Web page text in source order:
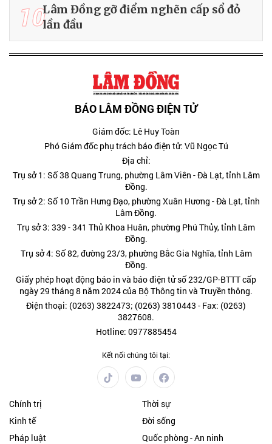
10Lâm Đồng gỡ điểm nghẽn cấp sổ đỏ
lần đầu
BÁO LÂM ĐỒNG ĐIỆN TỬ
Giám đốc: Lê Huy Toàn
Phó Giám đốc phụ trách báo điện tử: Vũ Ngọc Tú
Địa chỉ:
Trụ sở 1: Số 38 Quang Trung, phường Lâm Viên - Đà Lạt, tỉnh Lâm
Đồng.
Trụ sở 2: Số 10 Trần Hưng Đạo, phường Xuân Hương - Đà Lạt, tỉnh
Lâm Đồng.
Trụ sở 3: 339 - 341 Thủ Khoa Huân, phường Phú Thủy, tỉnh Lâm
Đồng.
Trụ sở 4: Số 82, đường 23/3, phường Bắc Gia Nghĩa, tỉnh Lâm
Đồng.
Giấy phép hoạt động báo in và báo điện tử số 232/GP-BTTT cấp
ngày 29 tháng 8 năm 2024 của Bộ Thông tin và Truyền thông.
Điện thoại: (0263) 3822473; (0263) 3810443 - Fax: (0263)
3827608.
Hotline: 0977885454
Kết nối chúng tôi tại:
Chính trị
Thời sự
Kinh tế
Đời sống
Pháp luật
Quốc phòng - An ninh